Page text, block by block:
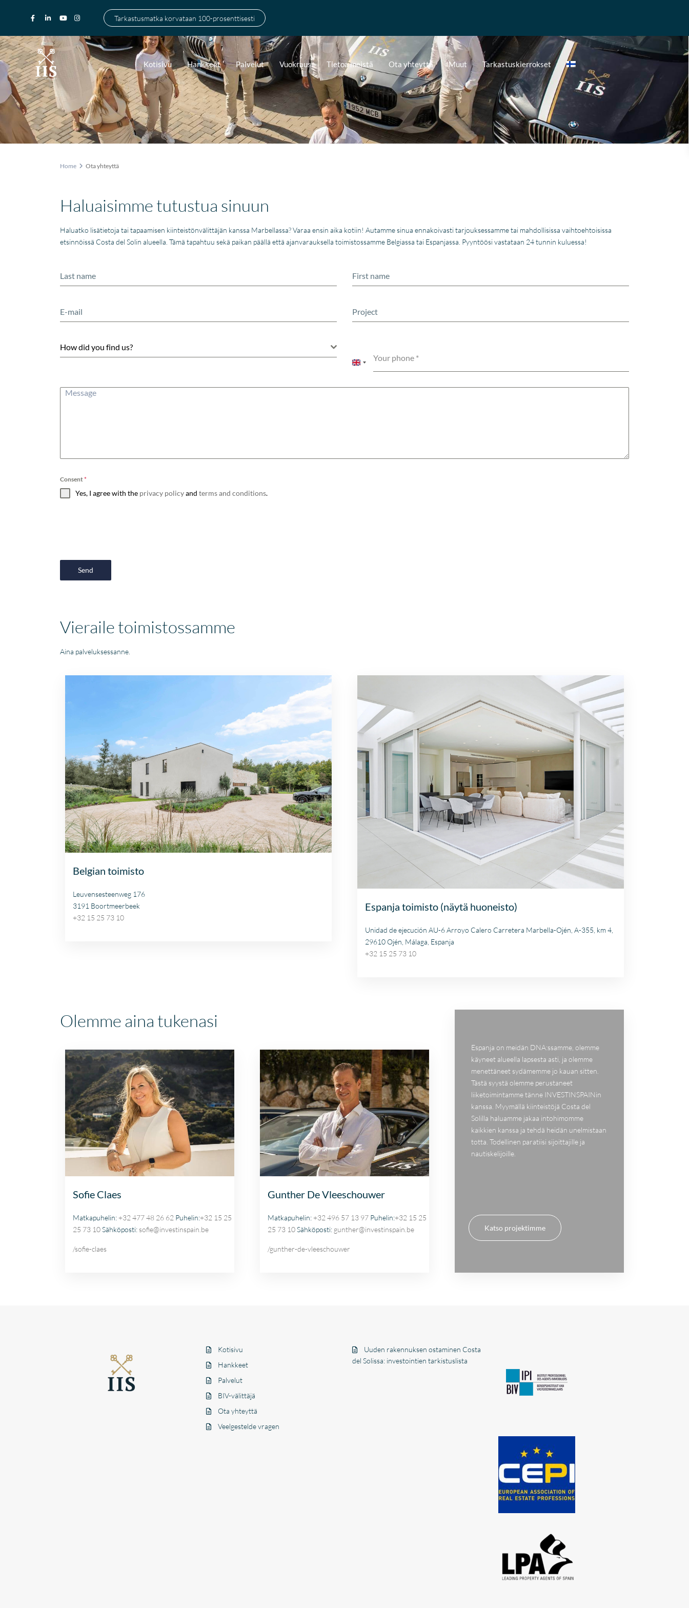
Tarkastusmatka korvataan 100-prosenttisesti
Kotisivu Hankkeet Palvelut Vuokraus Tietoa meistä Ota yhteyttä Muut Tarkastuskierrokset
Home Ota yhteyttä
Haluaisimme tutustua sinuun
Haluatko lisätietoja tai tapaamisen kiinteistönvälittäjän kanssa Marbellassa? Varaa ensin aika kotiin! Autamme sinua ennakoivasti tarjouksessamme tai mahdollisissa vaihtoehtoisissa
etsinnöissä Costa del Solin alueella. Tämä tapahtuu sekä paikan päällä että ajanvarauksella toimistossamme Belgiassa tai Espanjassa. Pyyntöösi vastataan 24 tunnin kuluessa!
How did you find us?
Your phone *
United
+44
Consent*
Yes, I agree with the privacy policyand terms and conditions.
Send
Vieraile toimistossamme
Aina palveluksessanne.
Belgian toimisto
Leuvensesteenweg 176
3191 Boortmeerbeek
+32 15 25 73 10
Espanja toimisto (näytä huoneisto)
Unidad de ejecución AU-6 Arroyo Calero Carretera Marbella-Ojén, A-355, km 4,
29610 Ojén, Málaga, Espanja
+32 15 25 73 10
Olemme aina tukenasi
Sofie Claes
Matkapuhelin:+32 477 48 26 62 Puhelin:+32 15 25
25 73 10Sähköposti: sofie@investinspain.be
/sofie-claes
Gunther De Vleeschouwer
Matkapuhelin:+32 496 57 13 97 Puhelin:+32 15 25
25 73 10Sähköposti: gunther@investinspain.be
/gunther-de-vleeschouwer
Espanja on meidän DNA:ssamme, olemme
käyneet alueella lapsesta asti, ja olemme
menettäneet sydämemme jo kauan sitten.
Tästä syystä olemme perustaneet
liiketoimintamme tänne INVESTINSPAINin
kanssa. Myymällä kiinteistöjä Costa del
Solilla haluamme jakaa intohimomme
kaikkien kanssa ja tehdä heidän unelmistaan
totta. Todellinen paratiisi sijoittajille ja
nautiskelijoille.
Katso projektimme
Kotisivu
Hankkeet
Palvelut
BIV-välittäjä
Ota yhteyttä
Veelgestelde vragen
Uuden rakennuksen ostaminen Costa
del Solissa: investointien tarkistuslista